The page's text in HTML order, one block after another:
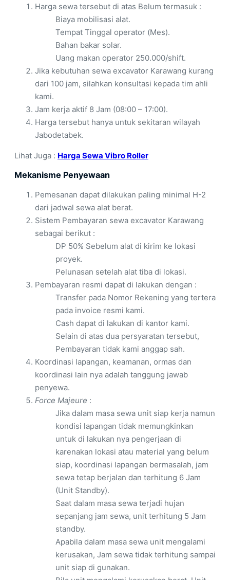
Harga sewa tersebut di atas Belum termasuk :
Biaya mobilisasi alat.
Tempat Tinggal operator (Mes).
Bahan bakar solar.
Uang makan operator 250.000/shift.
Jika kebutuhan sewa excavator Karawang kurang
dari 100 jam, silahkan konsultasi kepada tim ahli
kami.
Jam kerja aktif 8 Jam (08:00 – 17:00).
Harga tersebut hanya untuk sekitaran wilayah
Jabodetabek.
Lihat Juga : Harga Sewa Vibro Roller
Mekanisme Penyewaan
Pemesanan dapat dilakukan paling minimal H-2
dari jadwal sewa alat berat.
Sistem Pembayaran sewa excavator Karawang
sebagai berikut :
DP 50% Sebelum alat di kirim ke lokasi
proyek.
Pelunasan setelah alat tiba di lokasi.
Pembayaran resmi dapat di lakukan dengan :
Transfer pada Nomor Rekening yang tertera
pada invoice resmi kami.
Cash dapat di lakukan di kantor kami.
Selain di atas dua persyaratan tersebut,
Pembayaran tidak kami anggap sah.
Koordinasi lapangan, keamanan, ormas dan
koordinasi lain nya adalah tanggung jawab
penyewa.
Force Majeure :
Jika dalam masa sewa unit siap kerja namun
kondisi lapangan tidak memungkinkan
untuk di lakukan nya pengerjaan di
karenakan lokasi atau material yang belum
siap, koordinasi lapangan bermasalah, jam
sewa tetap berjalan dan terhitung 6 Jam
(Unit Standby).
Saat dalam masa sewa terjadi hujan
sepanjang jam sewa, unit terhitung 5 Jam
standby.
Apabila dalam masa sewa unit mengalami
kerusakan, Jam sewa tidak terhitung sampai
unit siap di gunakan.